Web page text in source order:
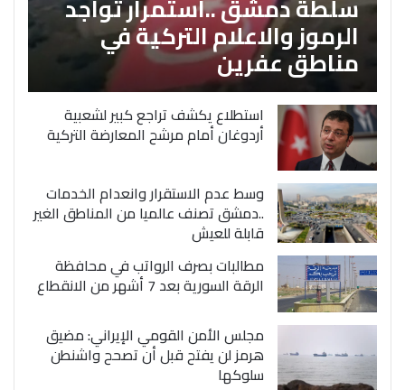
الرموز والاعلام التركية في
مناطق عفرين
استطلاع يكشف تراجع كبير لشعبية
أردوغان أمام مرشح المعارضة التركية
وسط عدم الاستقرار وانعدام الخدمات
..دمشق تصنف عالميا من المناطق الغير
قابلة للعيش
مطالبات بصرف الرواتب في محافظة
الرقة السورية بعد 7 أشهر من الانقطاع
مجلس الأمن القومي الإيراني: مضيق
هرمز لن يفتح قبل أن تصحح واشنطن
سلوكها